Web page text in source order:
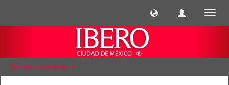
Tipo de documento